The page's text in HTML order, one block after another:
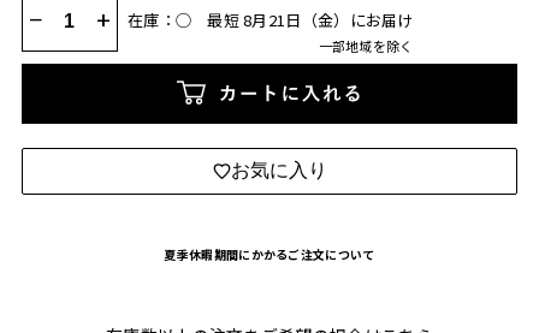
− + 在庫：◯ 最短 8月21日（金）にお届け
一部地域を除く
カートに入れる
お気に入り
夏季休暇期間にかかるご注文について